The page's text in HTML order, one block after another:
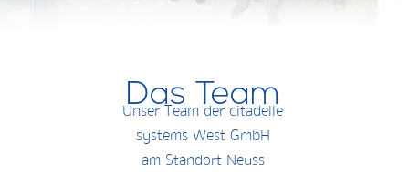
Das Team
Unser Team der citadelle
systems West GmbH
am Standort Neuss